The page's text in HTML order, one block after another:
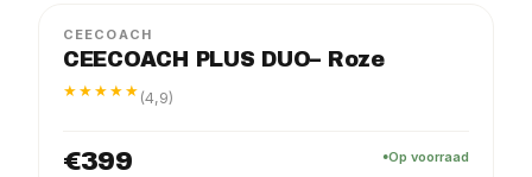
CEECOACH
CEECOACH PLUS DUO– Roze
★★★★★ (4,9)
€399 Op voorraad